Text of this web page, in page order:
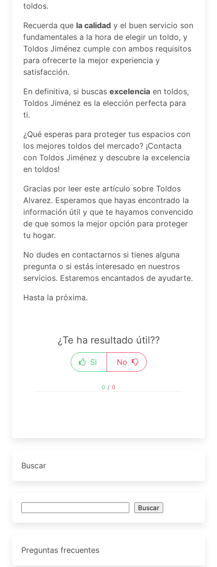
toldos.
Recuerda que la calidad y el buen servicio son
fundamentales a la hora de elegir un toldo, y
Toldos Jiménez cumple con ambos requisitos
para ofrecerte la mejor experiencia y
satisfacción.
En definitiva, si buscas excelencia en toldos,
Toldos Jiménez es la elección perfecta para
ti.
¿Qué esperas para proteger tus espacios con
los mejores toldos del mercado? ¡Contacta
con Toldos Jiménez y descubre la excelencia
en toldos!
Gracias por leer este artículo sobre Toldos
Alvarez. Esperamos que hayas encontrado la
información útil y que te hayamos convencido
de que somos la mejor opción para proteger
tu hogar.
No dudes en contactarnos si tienes alguna
pregunta o si estás interesado en nuestros
servicios. Estaremos encantados de ayudarte.
Hasta la próxima.
¿Te ha resultado útil??
Si No
0 / 0
Buscar
Buscar
Preguntas frecuentes